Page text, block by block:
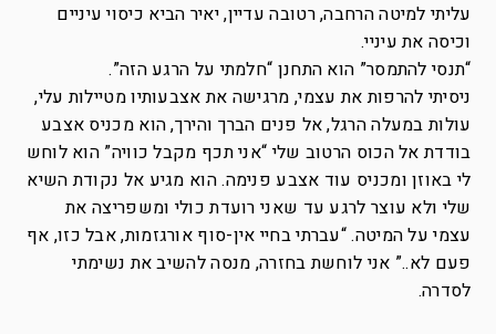
עליתי למיטה הרחבה, רטובה עדיין, יאיר הביא כיסוי עיניים
וכיסה את עיניי.
“תנסי להתמסר” הוא התחנן “חלמתי על הרגע הזה”.
ניסיתי להרפות את עצמי, מרגישה את אצבעותיו מטיילות עלי,
עולות במעלה הרגל, אל פנים הברך והירך, הוא מכניס אצבע
בודדת אל הכוס הרטוב שלי “אני תכף מקבל כוויה” הוא לוחש
לי באוזן ומכניס עוד אצבע פנימה. הוא מגיע אל נקודת השיא
שלי ולא עוצר לרגע עד שאני רועדת כולי ומשפריצה את
עצמי על המיטה. “עברתי בחיי אין-סוף אורגזמות, אבל כזו, אף
פעם לא..” אני לוחשת בחזרה, מנסה להשיב את נשימתי
לסדרה.